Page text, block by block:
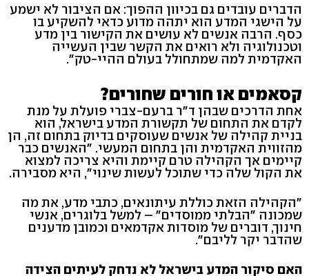
הדברים עובדים גם בכיוון ההפוך: אם הציבור לא ישמע
על הישגי המדע הוא יתהה מדוע כדאי להשקיע בו
כסף. הרבה אנשים לא עושים את הקישור בין מדע
וטכנולוגיה ולא רואים את הקשר שבין העשייה
האקדמית למה שמתחולל בעולם ההיי-טק".
קסאמים או חורים שחורים?
אחת הדרכים שבהן ד"ר ברעם-צברי פועלת על מנת
לקדם את התחום של תקשורת המדע בישראל, הוא
בניית קהילה של אנשים שעוסקים בדיוק בתחום זה, הן
מהזווית האקדמית והן בתחום המעשי. "האנשים כבר
קיימים אך הקהילה טרם קיימת והיא צריכה למצוא
את הקול שלה כדי שתוכל לעשות שינוי", היא מסבירה.
"הקהילה הזאת כוללת עיתונאים, כתבי מדע, את מה
שמכונה "הבלתי ממוסדים" – למשל בלוגרים, אנשי
חינוך, דוברים של מוסדות אקדמאים וכמובן מדענים
שהדבר יקר לליבם".
האם סיקור המדע בישראל לא נדחק לעיתים הצידה